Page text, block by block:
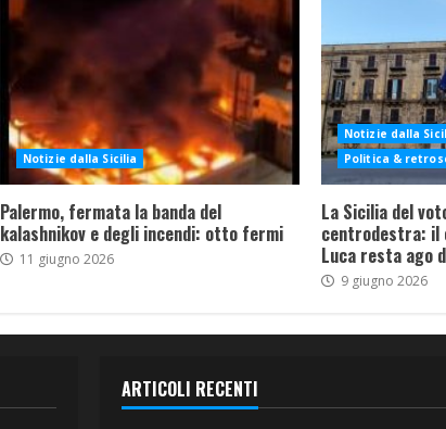
Notizie dalla Sicilia
Palermo, fermata la banda del
kalashnikov e degli incendi: otto fermi
11 giugno 2026
Notizie dalla
Politica &
La Sicilia del
centrodestra: il
Luca resta ago
9 giugno 2026
ARTICOLI RECENTI